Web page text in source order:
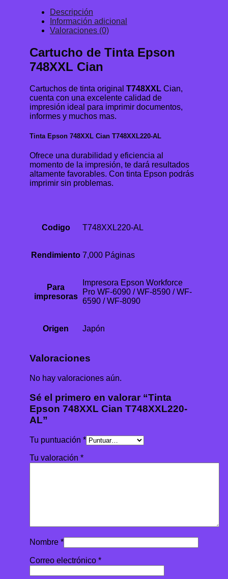
Descripción
Información adicional
Valoraciones (0)
Cartucho de Tinta Epson
748XXL Cian
Cartuchos de tinta original T748XXL Cian,
cuenta con una excelente calidad de
impresión ideal para imprimir documentos,
informes y muchos mas.
Tinta Epson 748XXL Cian T748XXL220-AL
Ofrece una durabilidad y eficiencia al
momento de la impresión, te dará resultados
altamente favorables. Con tinta Epson podrás
imprimir sin problemas.
Codigo T748XXL220-AL
Rendimiento 7,000 Páginas
Para
impresoras
Impresora Epson Workforce
Pro WF-6090 / WF-8590 / WF-
6590 / WF-8090
Origen Japón
Valoraciones
No hay valoraciones aún.
Sé el primero en valorar “Tinta
Epson 748XXL Cian T748XXL220-
AL”
Tu puntuación *
Tu valoración *
Nombre *
Correo electrónico *